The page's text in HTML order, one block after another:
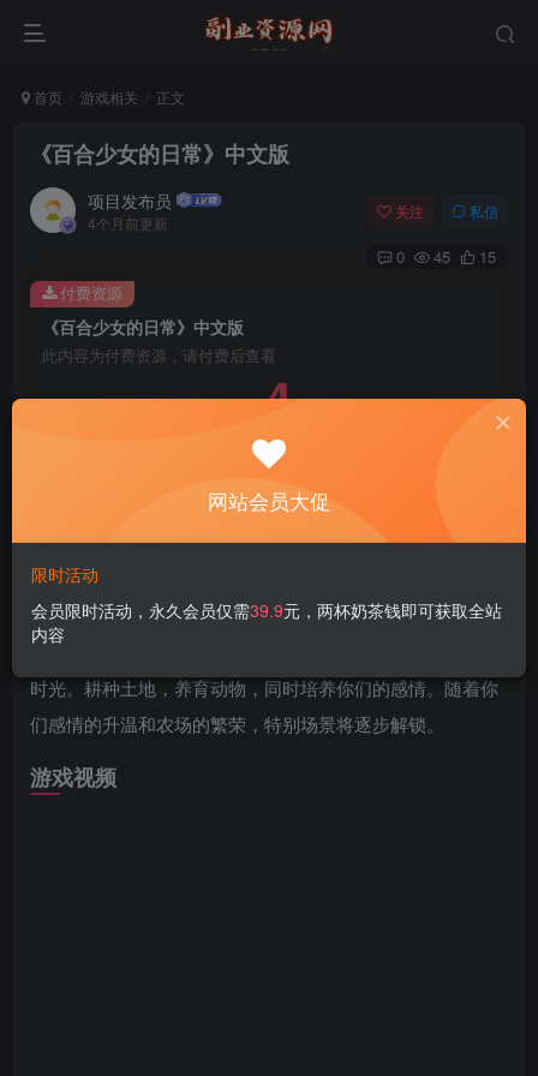
首页 游戏相关 正文
《百合少女的日常》中文版
项目发布员
4个月前更新
关注 私信
0 45 15
《百合少女的日常》中文版
此内容为付费资源，请付费后查看
4
付费资源
游戏介绍
在这款轻松惬意的农场模拟游戏，你将扮演莉沙：白天是一
名敬业的农场主，晚上则是个热情的伴侣，与帆夏一同共度
时光。耕种土地，养育动物，同时培养你们的感情。随着你
们感情的升温和农场的繁荣，特别场景将逐步解锁。
游戏视频
网站会员大促
限时活动
会员限时活动，永久会员仅需39.9元，两杯奶茶钱即可获取全站
内容